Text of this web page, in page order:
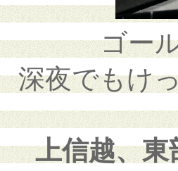
ゴー
深夜でもけ
上信越、東